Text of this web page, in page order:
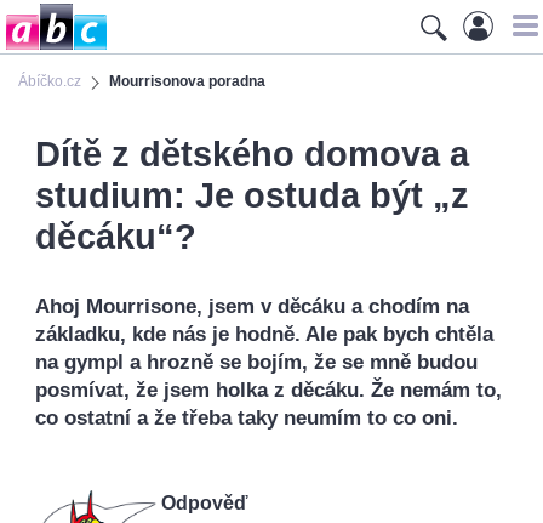
Ábíčko.cz Mourrisonova poradna
Dítě z dětského domova a
studium: Je ostuda být „z
děcáku“?
Ahoj Mourrisone, jsem v děcáku a chodím na
základku, kde nás je hodně. Ale pak bych chtěla
na gympl a hrozně se bojím, že se mně budou
posmívat, že jsem holka z děcáku. Že nemám to,
co ostatní a že třeba taky neumím to co oni.
Odpověď